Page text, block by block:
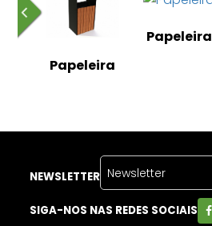
Papeleira
Papeleira
NEWSLETTER
SIGA-NOS NAS REDES SOCIAIS